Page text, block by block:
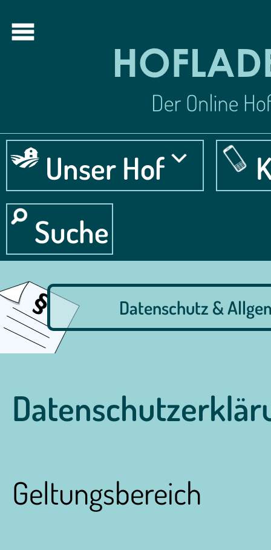
Unser Hof
Suche
Datenschutz &
Geltungsbereich